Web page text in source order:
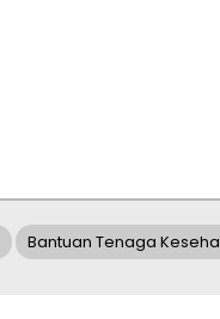
Bantuan Tenaga